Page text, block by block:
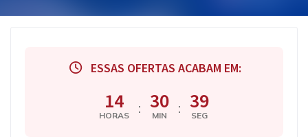
ESSAS OFERTAS ACABAM EM:
14
HORAS : 30
MIN : 38
SEG